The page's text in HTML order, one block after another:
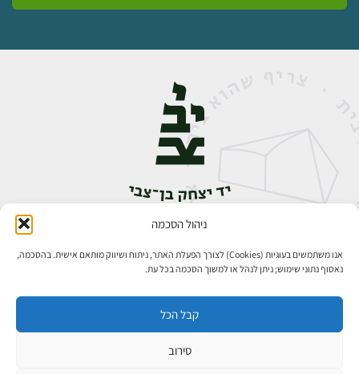
ניהול הסכמה
אנו משתמשים בעוגיות (Cookies) לצורך הפעלת האתר, ניתוח ושיווק מותאם אישית. בהסכמה,
נאסוף נתוני שימוש; ניתן לנהל או למשוך הסכמה בכל עת.
קבל הכל
סירוב
אבן גבירול 14, רחביה, ירושלים